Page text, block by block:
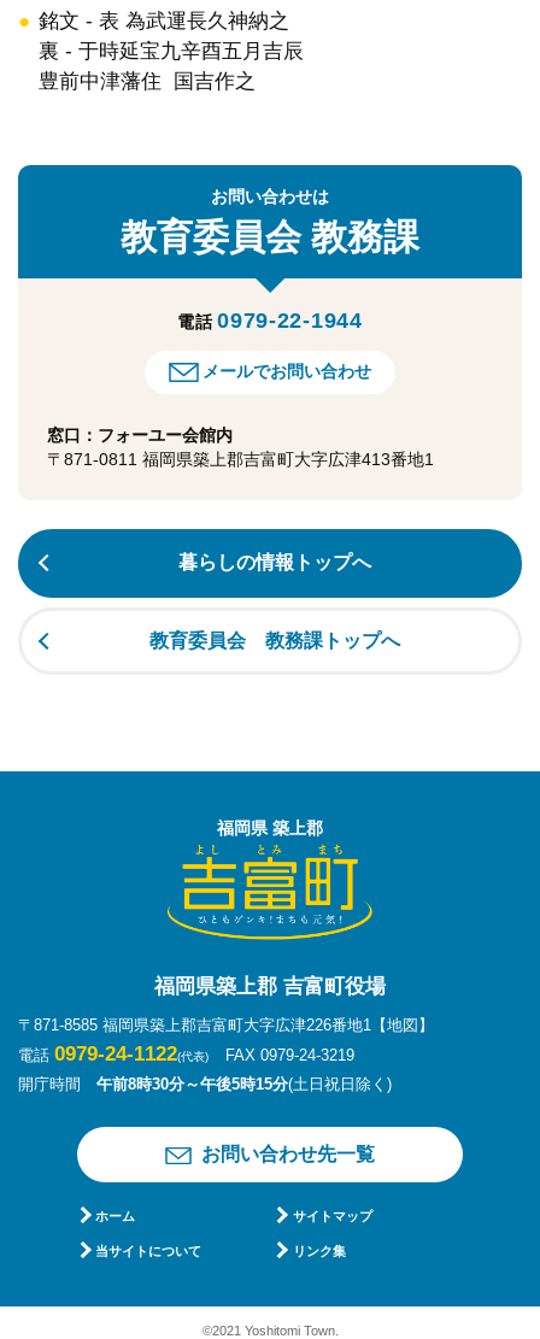
銘文 - 表 為武運長久神納之
裏 - 于時延宝九辛酉五月吉辰
豊前中津藩住 国吉作之
お問い合わせは
教育委員会 教務課
電話 0979-22-1944
メールでお問い合わせ
窓口：フォーユー会館内
〒871-0811 福岡県築上郡吉富町大字広津413番地1
暮らしの情報トップへ
教育委員会 教務課トップへ
福岡県 築上郡
福岡県築上郡 吉富町役場
〒871-8585 福岡県築上郡吉富町大字広津226番地1 【地図】
電話 0979-24-1122(代表)
FAX 0979-24-3219
開庁時間 午前8時30分～午後5時15分(土日祝日除く)
お問い合わせ先一覧
ホーム サイトマップ
当サイトについて リンク集
©2021 Yoshitomi Town.